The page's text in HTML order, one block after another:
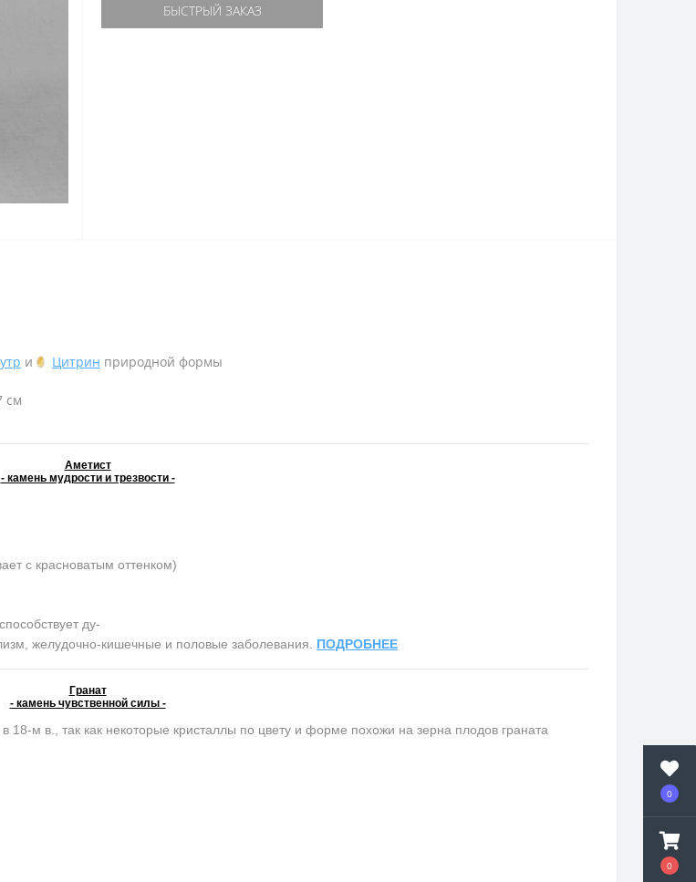
0
0
БЫСТРЫЙ ЗАКАЗ
и Цитрин природной формы
см
Аметист
- камень мудрости и трезвости -
с красноватым оттенком)
ду-
желудочно-кишечные и половые заболевания. ПОДРОБНЕЕ
Гранат
- камень чувственной силы -
18-м в., так как некоторые кристаллы по цвету и форме похожи на зерна плодов граната